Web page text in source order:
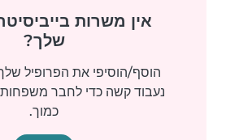
אין משרות
שלך?
הוסף/הוסיפי את הפרופיל שלך
נעבוד קשה כדי לחבר משפחות
כמוך.